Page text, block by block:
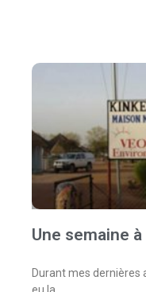
Une semaine
Durant mes dernières